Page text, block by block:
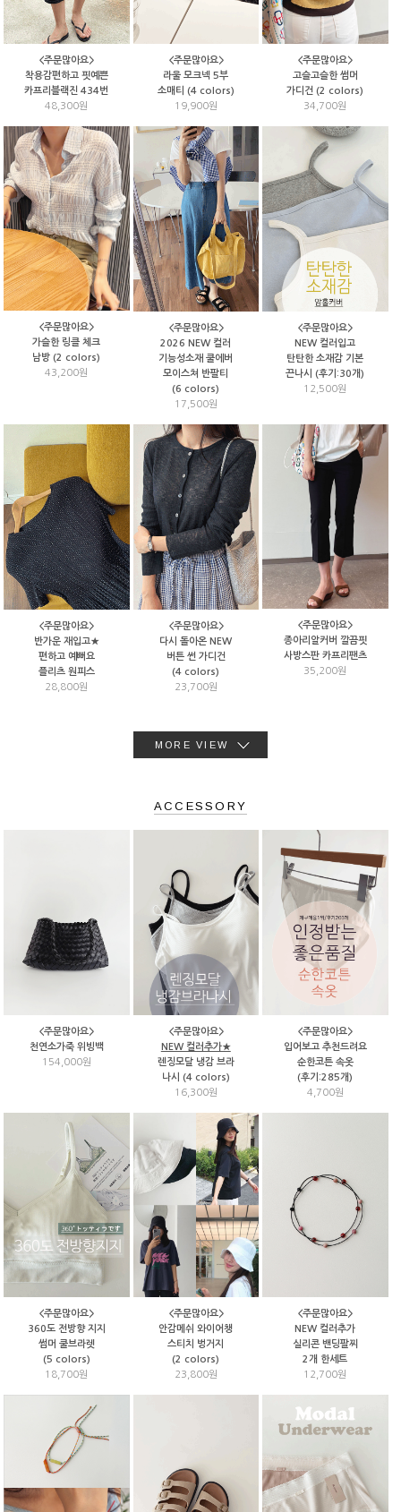
<주문많아요>
착용감편하고 핏예쁜
카프리블랙진 434번
48,300원
<주문많아요>
라울 모크넥 5부
소매티 (4 colors)
19,900원
<주문많아요>
고슬고슬한 썸머
가디건 (2 colors)
34,700원
<주문많아요>
가슬한 링클 체크
남방 (2 colors)
43,200원
<주문많아요>
2026 NEW 컬러
기능성소재 쿨에버
모이스쳐 반팔티
(6 colors)
17,500원
<주문많아요>
NEW 컬러입고
탄탄한 소재감 기본
끈나시 (후기:30개)
12,500원
<주문많아요>
반가운 재입고★
편하고 예뻐요
플리츠 원피스
28,800원
<주문많아요>
다시 돌아온 NEW
버튼 썬 가디건
(4 colors)
23,700원
<주문많아요>
종아리알커버 깔끔핏
사방스판 카프리팬츠
35,200원
MORE VIEW
ACCESSORY
<주문많아요>
천연소가죽 위빙백
154,000원
<주문많아요>
NEW 컬러추가★
렌징모달 냉감 브라
나시 (4 colors)
16,300원
<주문많아요>
입어보고 추천드려요
순한코튼 속옷
(후기:285개)
4,700원
<주문많아요>
360도 전방향 지지
썸머 쿨브라렛
(5 colors)
18,700원
<주문많아요>
안감메쉬 와이어챙
스티치 벙거지
(2 colors)
23,800원
<주문많아요>
NEW 컬러추가
실리콘 밴딩팔찌
2개 한세트
12,700원